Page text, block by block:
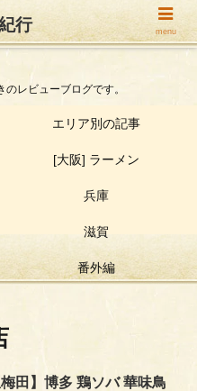
き紀行
レビューブログです。
エリア別の記事
[大阪] ラーメン
兵庫
滋賀
番外編
梅田】博多 鶏ソバ 華味鳥
行 menu